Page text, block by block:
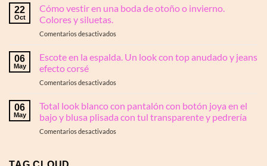
en
elegancia
transforma
los
puntos
los
otoño
cómo
debes
22
Oct
Cómo vestir en una boda de otoño o invierno.
Colores y siluetas.
Comentarios desactivadosen
vestir
boda
otoño
Colores
06
May
Escote en la espalda. Un look con top anudado y jeans
efecto corsé
Comentarios desactivadosen
espalda.
Un
06
May
Total look blanco con pantalón con botón joya en el
bajo y blusa plisada con tul transparente y pedrería
Comentarios desactivadosen